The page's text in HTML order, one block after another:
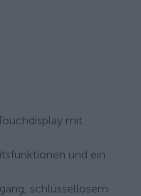
mit
und ein
schlüssellosem